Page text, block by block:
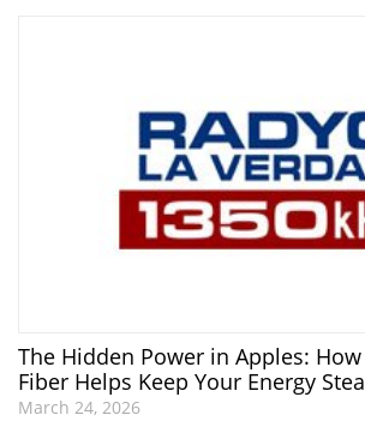
The Hidden Power in Apples: How
Fiber Helps Keep Your Energy
March 24, 2026